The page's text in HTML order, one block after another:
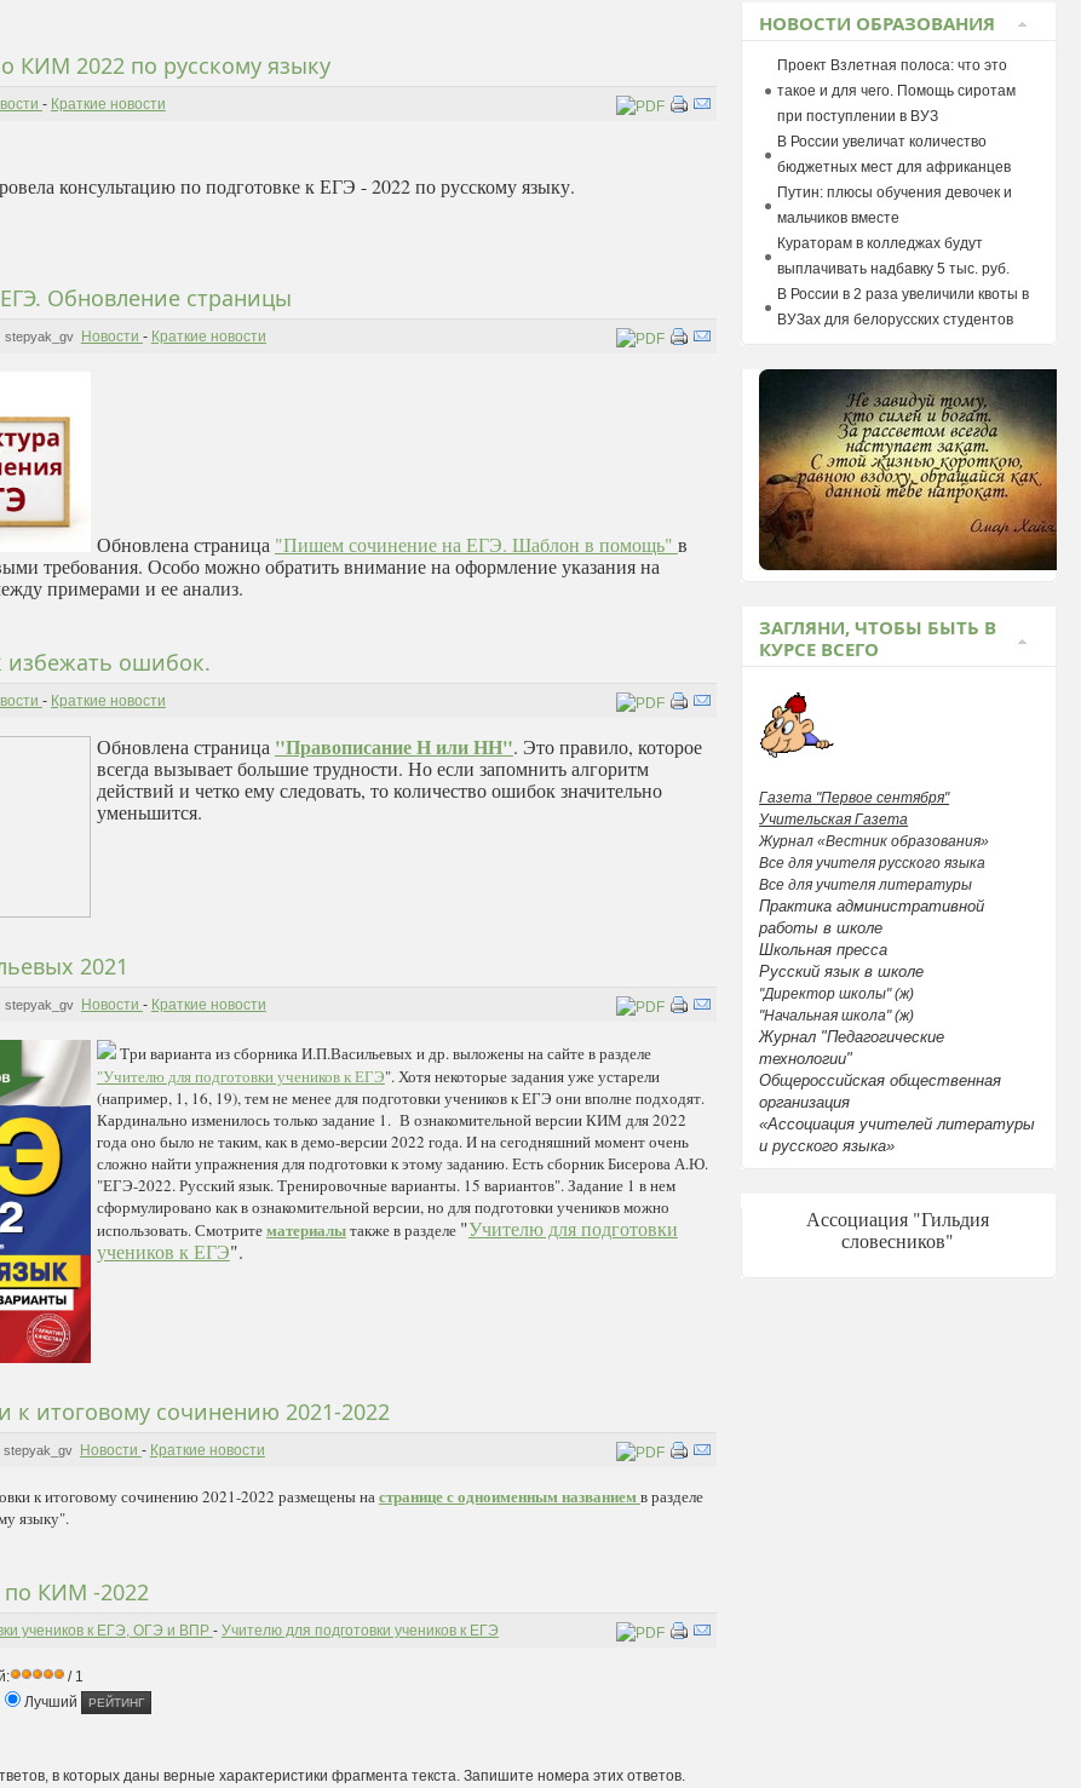
КИМ 2022 по русскому языку
- Краткие новости
консультацию по подготовке к ЕГЭ - 2022 по русскому языку.
Обновление страницы
stepyak_gv Новости - Краткие новости
Обновлена страница "Пишем сочинение на ЕГЭ. Шаблон в помощь" в
требования. Особо можно обратить внимание на оформление указания на
примерами и ее анализ.
избежать ошибок.
- Краткие новости
Обновлена страница "Правописание Н или НН". Это правило, которое
всегда вызывает большие трудности. Но если запомнить алгоритм
действий и четко ему следовать, то количество ошибок значительно
уменьшится.
2021
stepyak_gv Новости - Краткие новости
Три варианта из сборника И.П.Васильевых и др. выложены на сайте в разделе
"Учителю для подготовки учеников к ЕГЭ". Хотя некоторые задания уже устарели
(например, 1, 16, 19), тем не менее для подготовки учеников к ЕГЭ они вполне подходят.
Кардинально изменилось только задание 1. В ознакомительной версии КИМ для 2022
года оно было не таким, как в демо-версии 2022 года. И на сегодняшний момент очень
сложно найти упражнения для подготовки к этому заданию. Есть сборник Бисерова А.Ю.
"ЕГЭ-2022. Русский язык. Тренировочные варианты. 15 вариантов". Задание 1 в нем
сформулировано как в ознакомительной версии, но для подготовки учеников можно
использовать. Смотритематериалытакже в разделе "Учителю для подготовки
учеников к ЕГЭ".
к итоговому сочинению 2021-2022
stepyak_gv Новости - Краткие новости
к итоговому сочинению 2021-2022 размещены настранице с одноименным названиемв разделе
языку".
по КИМ -2022
учеников к ЕГЭ, ОГЭ и ВПР - Учителю для подготовки учеников к ЕГЭ
/ 1
Лучший
в которых даны верные характеристики фрагмента текста. Запишите номера этих ответов.
НОВОСТИ ОБРАЗОВАНИЯ
Проект Взлетная полоса: что это
такое и для чего. Помощь сиротам
при поступлении в ВУЗ
В России увеличат количество
бюджетных мест для африканцев
Путин: плюсы обучения девочек и
мальчиков вместе
Кураторам в колледжах будут
выплачивать надбавку 5 тыс. руб.
В России в 2 раза увеличили квоты в
ВУЗах для белорусских студентов
ЗАГЛЯНИ, ЧТОБЫ БЫТЬ В
КУРСЕ ВСЕГО
Газета "Первое сентября"
Учительская Газета
Журнал «Вестник образования»
Все для учителя русского языка
Все для учителя литературы
Практика административной
работы в школе
Школьная пресса
Русский язык в школе
"Директор школы" (ж)
"Начальная школа" (ж)
Журнал "Педагогические
технологии"
Общероссийская общественная
организация
«Ассоциация учителей литературы
и русского языка»
Ассоциация "Гильдия
словесников"